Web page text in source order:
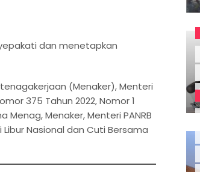
dan menetapkan
(Menaker), Menteri
375 Tahun 2022, Nomor 1
Menaker, Menteri PANRB
Libur Nasional dan Cuti Bersama